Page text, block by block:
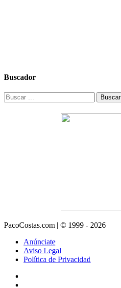
Buscador
Buscar:
PacoCostas.com | © 1999 - 2026
Anúnciate
Aviso Legal
Política de Privacidad